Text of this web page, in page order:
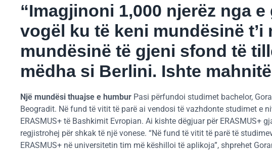
“Imagjinoni 1,000 njerëz nga
vogël ku të keni mundësinë
mundësinë të gjeni sfond të
mëdha si Berlini. Ishte
Një mundësi thuajse e humbur Pasi përfundoi studimet bachelor,
Beogradit. Në fund të vitit të parë ai vendosi të vazhdonte studimet e
ERASMUS+ të Bashkimit Evropian. Ai kishte dëgjuar për ERASMUS+
regjistrohej për shkak të një vonese. “Në fund të vitit të parë të
ERASMUS+ në universitetin tim më këshilloi të aplikoja”, shprehet